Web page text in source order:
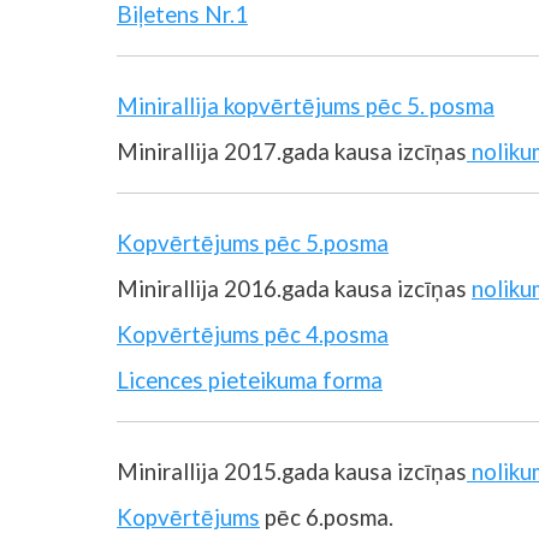
Biļetens Nr.1
Minirallija kopvērtējums pēc 5. posma
Minirallija 2017.gada kausa izcīņas
Kopvērtējums pēc 5.posma
Minirallija 2016.gada kausa izcīņas
Kopvērtējums pēc 4.posma
Licences pieteikuma forma
Minirallija 2015.gada kausa izcīņas
Kopvērtējums pēc 6.posma.